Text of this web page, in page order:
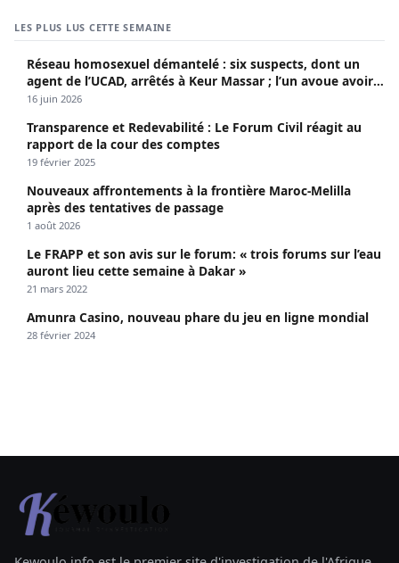
LES PLUS LUS CETTE SEMAINE
Réseau homosexuel démantelé : six suspects, dont un
agent de l’UCAD, arrêtés à Keur Massar ; l’un avoue avoir
propagé le VIH depuis 2018
16 juin 2026
Transparence et Redevabilité : Le Forum Civil réagit au
rapport de la cour des comptes
19 février 2025
Nouveaux affrontements à la frontière Maroc-Melilla
après des tentatives de passage
1 août 2026
Le FRAPP et son avis sur le forum: « trois forums sur l’eau
auront lieu cette semaine à Dakar »
21 mars 2022
Amunra Casino, nouveau phare du jeu en ligne mondial
28 février 2024